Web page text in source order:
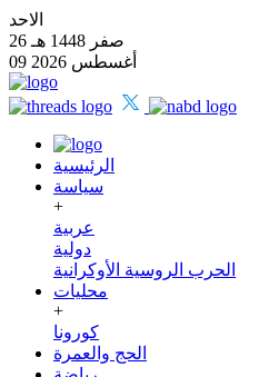
الاحد
26 صفر 1448 هـ
09 أغسطس 2026
الرئيسية
سياسة
+
عربية
دولية
الحرب الروسية الأوكرانية
محليات
+
كورونا
الحج والعمرة